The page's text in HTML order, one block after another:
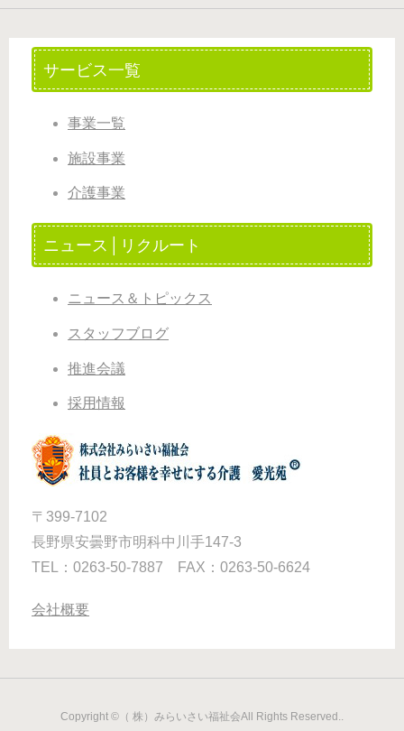
サービス一覧
事業一覧
施設事業
介護事業
ニュース│リクルート
ニュース＆トピックス
スタッフブログ
推進会議
採用情報
〒399-7102
長野県安曇野市明科中川手147-3
TEL：0263-50-7887 FAX：0263-50-6624
会社概要
Copyright ©（ 株）みらいさい福祉会All Rights Reserved..